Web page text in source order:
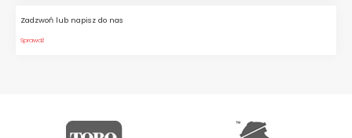
Zadzwoń lub napisz do nas
Sprawdź